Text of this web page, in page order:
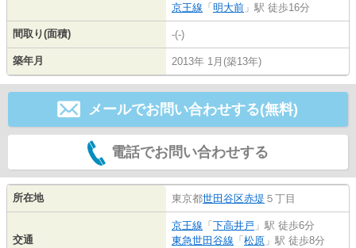
京王線 「 明大前 」駅 徒歩16分
間取り(面積) -(-)
築年月 2013年 1月(築13年)
メールでお問い合わせする(無料)
電話でお問い合わせする
所在地 東京都世田谷区赤堤 ５丁目
交通
京王線 「 下高井戸 」駅 徒歩6分
東急世田谷線 「 松原 」駅 徒歩8分